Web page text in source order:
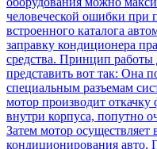
человеческой ошибки при
встроенного каталога
заправку кондиционера
средства. Принцип
представить вот так: Она
специальным разъемам
мотор производит
внутри корпуса, попутно
Затем мотор
кондиционирования авто.